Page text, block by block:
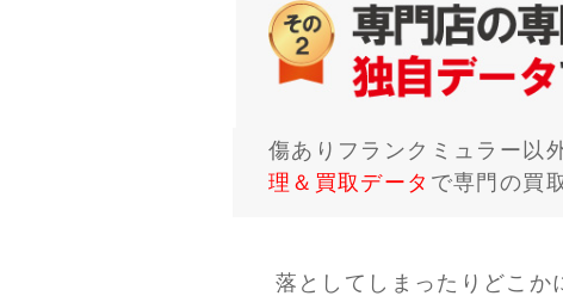
傷ありフランクミュラー以
理＆買取データ で専門の買
落としてしまったりどこか